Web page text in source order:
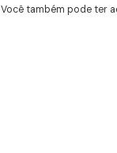
Você também pode ter